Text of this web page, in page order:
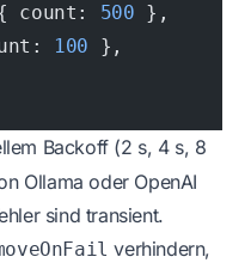
count:
500 },
100 },
Backoff (2 s, 4 s, 8
Ollama oder OpenAI
sind transient.
verhindern,